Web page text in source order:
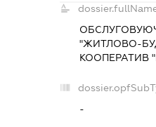
"ЖИТЛОВО-
КООПЕРАТИВ
-